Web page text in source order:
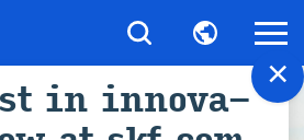
×
in in­no­va­